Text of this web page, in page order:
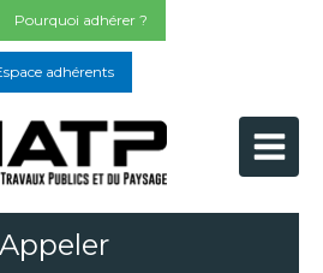
Pourquoi adhérer ?
adhérents
Appeler